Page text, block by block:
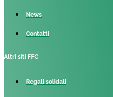
News
Contatti
Altri siti FFC
Regali solidali